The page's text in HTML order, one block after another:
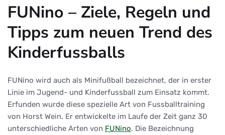
FUNino – Ziele, Regeln und
Tipps zum neuen Trend des
Kinderfussballs
FUNino wird auch als Minifußball bezeichnet, der in erster
Linie im Jugend- und Kinderfussball zum Einsatz kommt.
Erfunden wurde diese spezielle Art von Fussballtraining
von Horst Wein. Er entwickelte im Laufe der Zeit ganz 30
unterschiedliche Arten von FUNino. Die Bezeichnung